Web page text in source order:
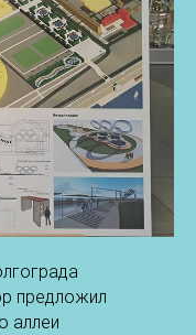
предложил
аллеи